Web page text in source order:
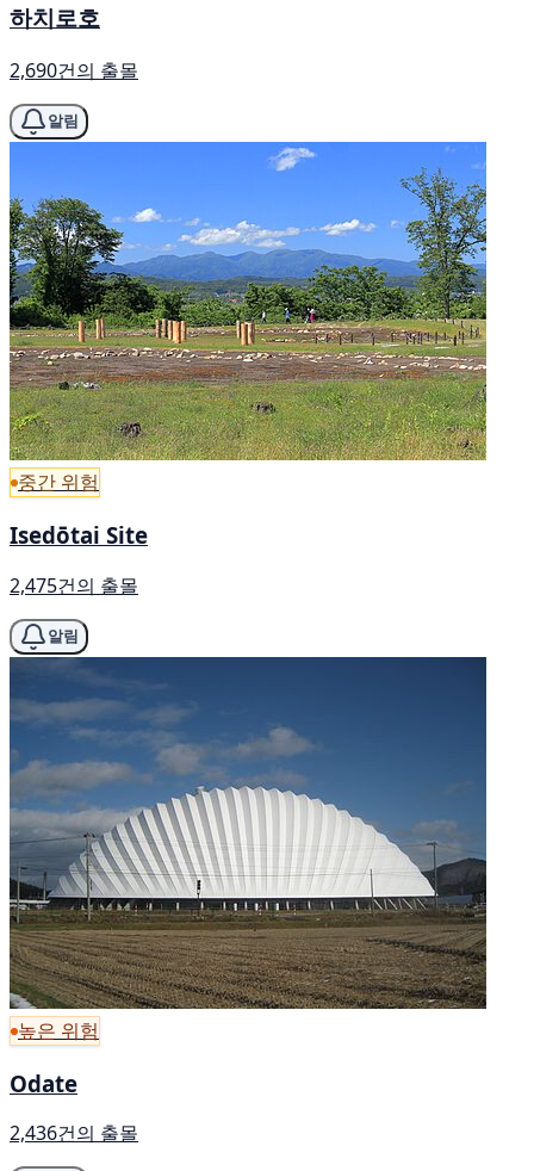
하치로호
2,690건의 출몰
알림
중간 위험
Isedōtai Site
2,475건의 출몰
알림
높은 위험
Odate
2,436건의 출몰